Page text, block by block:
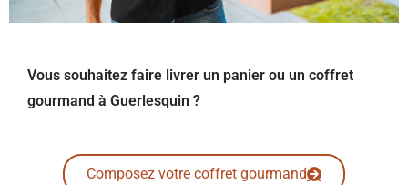
Vous souhaitez faire livrer un panier ou un coffret
gourmand à Guerlesquin ?
Composez votre coffret gourmand